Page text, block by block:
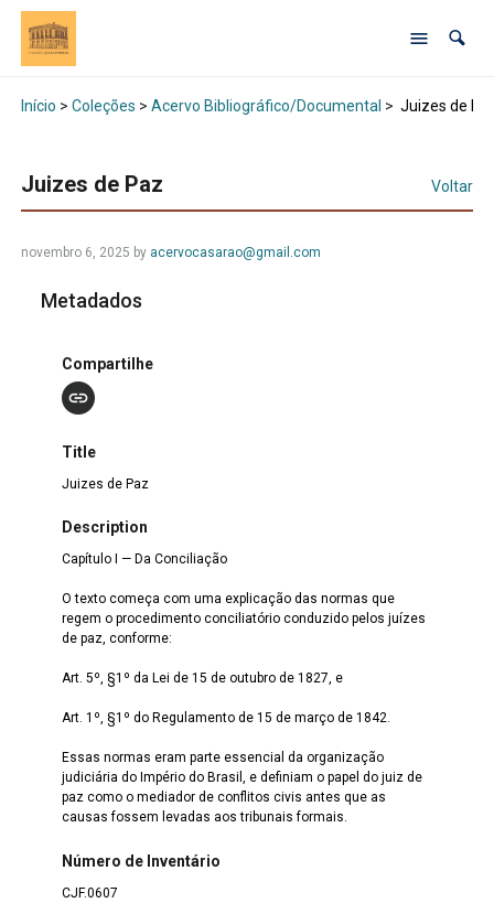
Início > Coleções > Acervo Bibliográfico/Documental > Juizes de
Juizes de Paz Voltar
novembro 6, 2025 by acervocasarao@gmail.com
Metadados
Compartilhe
Title
Juizes de Paz
Description
Capítulo I — Da Conciliação
O texto começa com uma explicação das normas que
regem o procedimento conciliatório conduzido pelos juízes
de paz, conforme:
Art. 5º, §1º da Lei de 15 de outubro de 1827, e
Art. 1º, §1º do Regulamento de 15 de março de 1842.
Essas normas eram parte essencial da organização
judiciária do Império do Brasil, e definiam o papel do juiz de
paz como o mediador de conflitos civis antes que as
causas fossem levadas aos tribunais formais.
Número de Inventário
CJF.0607